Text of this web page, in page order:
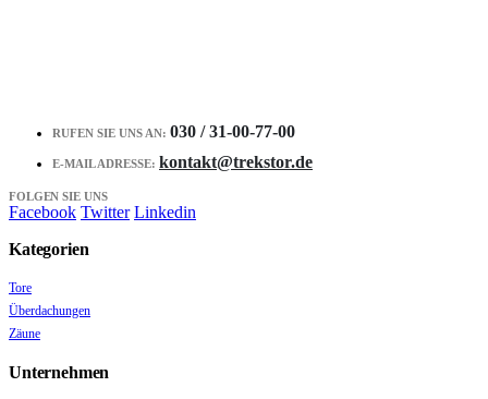
RUFEN SIE UNS AN: 030 / 31-00-77-00
E-MAIL ADRESSE: kontakt@trekstor.de
FOLGEN SIE UNS
Facebook Twitter Linkedin
Kategorien
Tore
Überdachungen
Zäune
Unternehmen